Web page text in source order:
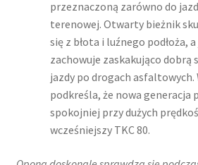
przeznaczoną zarówno do
terenowej. Otwarty bieżnik
się z błota i luźnego podłoża,
zachowuje zaskakująco dobrą
jazdy po drogach
podkreśla, że nowa generacja
spokojniej przy dużych
wcześniejszy TKC 80.